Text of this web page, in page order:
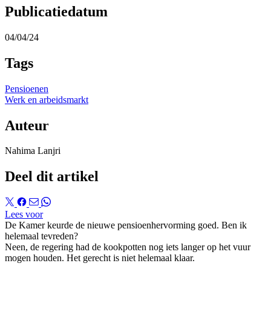
Publicatiedatum
04/04/24
Tags
Pensioenen
Werk en arbeidsmarkt
Auteur
Nahima Lanjri
Deel dit artikel
Lees voor
De Kamer keurde de nieuwe pensioenhervorming goed. Ben ik
helemaal tevreden?
Neen, de regering had de kookpotten nog iets langer op het vuur
mogen houden. Het gerecht is niet helemaal klaar.